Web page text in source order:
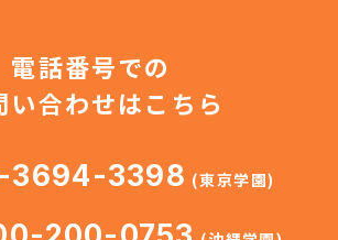
電話番号での
い合わせはこちら
3694-3398 (東京学園)